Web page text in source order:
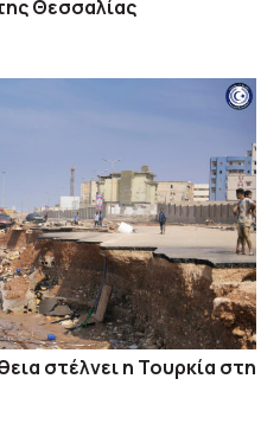
Θεσσαλίας
στέλνει η Τουρκία στη